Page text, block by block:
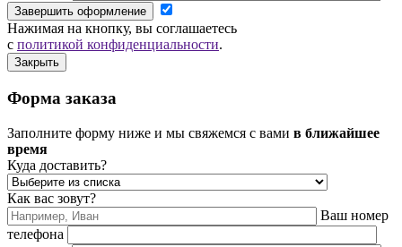
Завершить оформление
Нажимая на кнопку, вы соглашаетесь
с политикой конфиденциальности.
Закрыть
Форма заказа
Заполните форму ниже и мы свяжемся с вами в ближайшее
время
Куда доставить?
Как вас зовут?
Ваш номер
телефона